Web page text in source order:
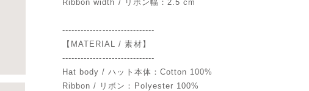
Ribbon width / リボン幅：2.5 cm
------------------------------
【MATERIAL / 素材】
------------------------------
Hat body / ハット本体：Cotton 100%
Ribbon / リボン：Polyester 100%